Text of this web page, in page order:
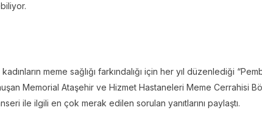
meme sağlığı farkındalığı için her yıl düzenlediği
Memorial Ataşehir ve Hizmet Hastaneleri Meme Cerrahisi
ile ilgili en çok merak edilen sorulan yanıtlarını paylaştı.